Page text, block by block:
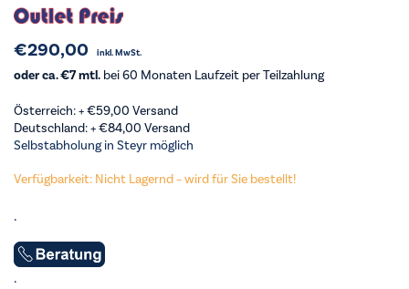
€290,00 inkl. MwSt.
oder ca. €7 mtl. bei 60 Monaten Laufzeit per Teilzahlung
Österreich: +€59,00 Versand
Deutschland: +€84,00 Versand
Selbstabholung in Steyr möglich
Verfügbarkeit: Nicht Lagernd – wird für Sie bestellt!
.
.